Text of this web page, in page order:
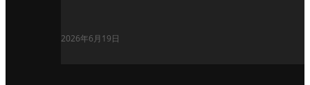
2026年6月19日